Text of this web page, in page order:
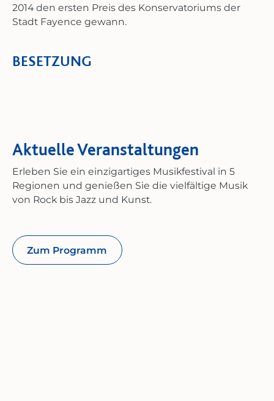
2014 den ersten Preis des Konservatoriums der
Stadt Fayence gewann.
BESETZUNG
Aktuelle Veranstaltungen
Erleben Sie ein einzigartiges Musikfestival in 5
Regionen und genießen Sie die vielfältige Musik
von Rock bis Jazz und Kunst.
Zum Programm